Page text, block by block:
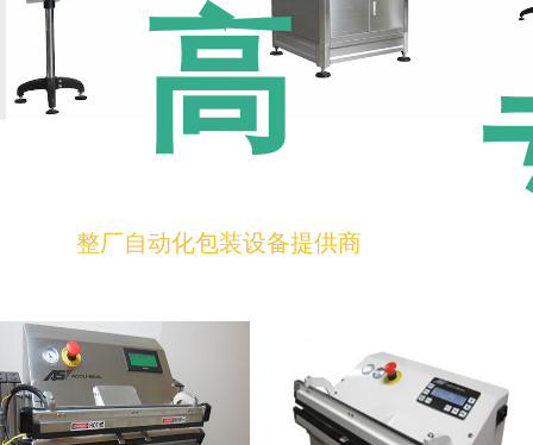
高
整厂自动化包装设备提供商